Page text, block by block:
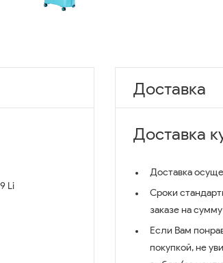
Li
Доставка
Доставка
Доставка
Сроки
заказе на
Если Вам
покупкой, не